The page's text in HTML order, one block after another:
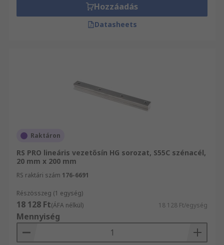
Hozzáadás
Datasheets
Raktáron
RS PRO lineáris vezetősín HG sorozat, S55C szénacél,
20 mm x 200 mm
RS raktári szám 176-6691
Részösszeg (1 egység)
18 128 Ft(ÁFA nélkül) 18 128 Ft/egység
Mennyiség